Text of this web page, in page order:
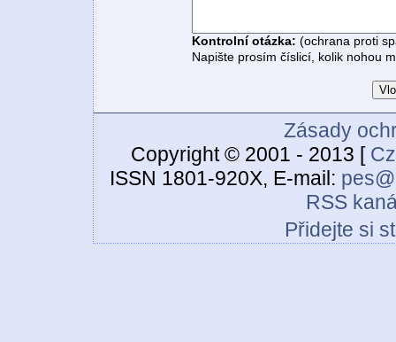
Kontrolní otázka: (ochrana proti
Napište prosím číslicí, kolik nohou
Zásady
Copyright © 2001 - 2013 [
ISSN 1801-920X, E-mail:
RSS
Přidejte si